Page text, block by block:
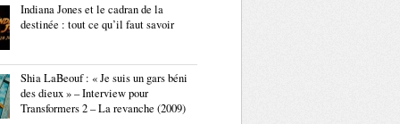
Indiana Jones et le cadran de la
destinée : tout ce qu’il faut savoir
Shia LaBeouf : « Je suis un gars béni
des dieux » – Interview pour
Transformers 2 – La revanche (2009)